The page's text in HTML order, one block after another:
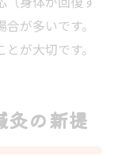
が多いです。
が大切です。
灸の新提